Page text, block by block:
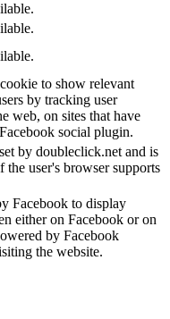
to show relevant
by tracking user
web, on sites that have
social plugin.
by doubleclick.net and is
the user's browser supports
Facebook to display
either on Facebook or on
by Facebook
the website.